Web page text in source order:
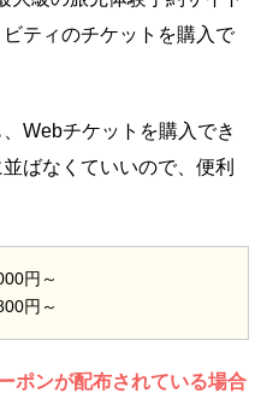
ティのチケットを購入で
Webチケットを購入でき
ばなくていいので、便利
円～
円～
ポンが配布されている場合